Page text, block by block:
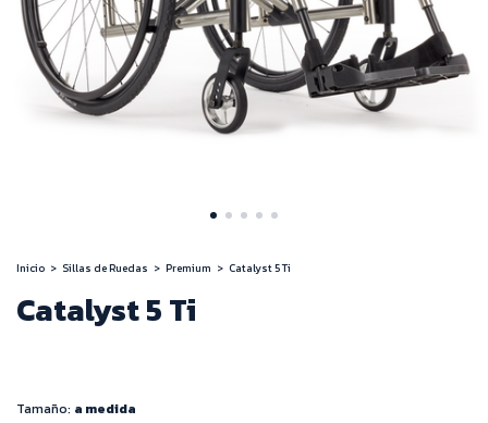
Inicio > Sillas de Ruedas > Premium > Catalyst 5 Ti
Catalyst 5 Ti
Tamaño: a medida